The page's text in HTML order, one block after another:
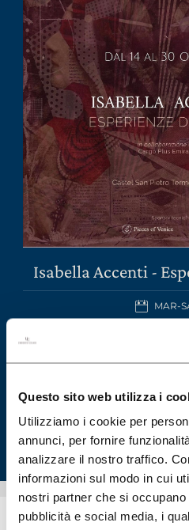
Questo sito web utilizza i
Utilizziamo i cookie per
annunci, per fornire
analizzare il nostro traffico.
informazioni sul modo in cui
nostri partner che si
pubblicità e social media, i
AREA
Isabella Accenti -
MAR-